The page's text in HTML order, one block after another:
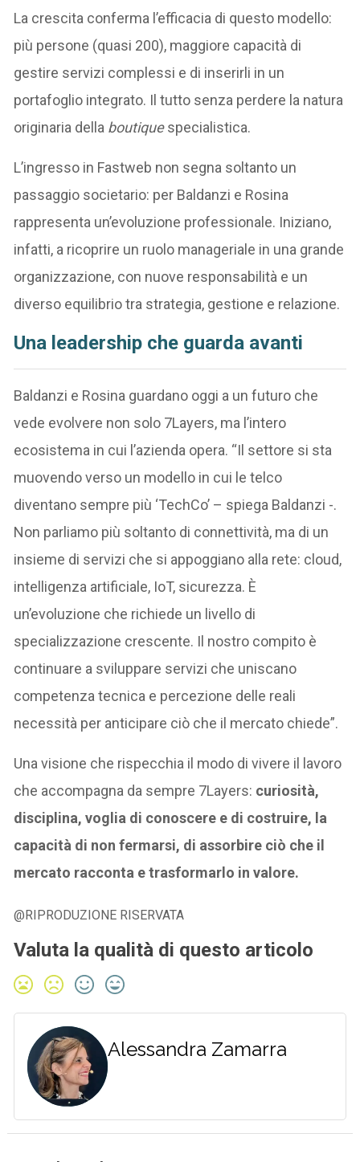
La crescita conferma l’efficacia di questo modello:
più persone (quasi 200), maggiore capacità di
gestire servizi complessi e di inserirli in un
portafoglio integrato. Il tutto senza perdere la natura
originaria della boutiquespecialistica.
L’ingresso in Fastweb non segna soltanto un
passaggio societario: per Baldanzi e Rosina
rappresenta un’evoluzione professionale. Iniziano,
infatti, a ricoprire un ruolo manageriale in una grande
organizzazione, con nuove responsabilità e un
diverso equilibrio tra strategia, gestione e relazione.
Una leadership che guarda avanti
Baldanzi e Rosina guardano oggi a un futuro che
vede evolvere non solo 7Layers, ma l’intero
ecosistema in cui l’azienda opera. “Il settore si sta
muovendo verso un modello in cui le telco
diventano sempre più ‘TechCo’ – spiega Baldanzi -.
Non parliamo più soltanto di connettività, ma di un
insieme di servizi che si appoggiano alla rete: cloud,
intelligenza artificiale, IoT, sicurezza. È
un’evoluzione che richiede un livello di
specializzazione crescente. Il nostro compito è
continuare a sviluppare servizi che uniscano
competenza tecnica e percezione delle reali
necessità per anticipare ciò che il mercato chiede”.
Una visione che rispecchia il modo di vivere il lavoro
che accompagna da sempre 7Layers: curiosità,
disciplina, voglia di conoscere e di costruire, la
capacità di non fermarsi, di assorbire ciò che il
mercato racconta e trasformarlo in valore.
@RIPRODUZIONE RISERVATA
Valuta la qualità di questo articolo
Alessandra Zamarra